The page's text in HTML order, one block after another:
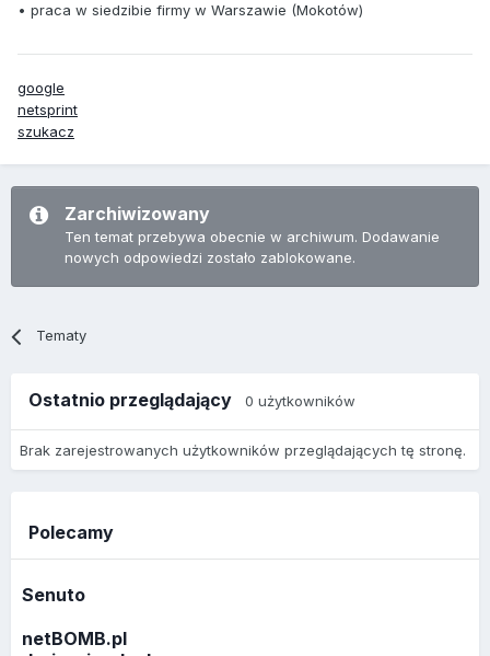
• praca w siedzibie firmy w Warszawie (Mokotów)
google
netsprint
szukacz
Zarchiwizowany
Ten temat przebywa obecnie w archiwum. Dodawanie
nowych odpowiedzi zostało zablokowane.
Tematy
Ostatnio przeglądający 0 użytkowników
Brak zarejestrowanych użytkowników przeglądających tę stronę.
Polecamy
Senuto
netBOMB.pl